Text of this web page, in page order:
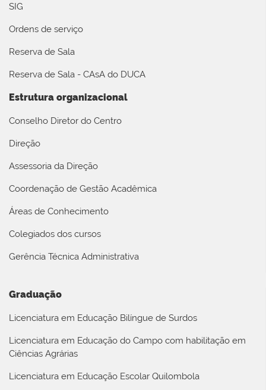
SIG
Ordens de serviço
Reserva de Sala
Reserva de Sala - CAsA do DUCA
Estrutura organizacional
Conselho Diretor do Centro
Direção
Assessoria da Direção
Coordenação de Gestão Acadêmica
Áreas de Conhecimento
Colegiados dos cursos
Gerência Técnica Administrativa
Graduação
Licenciatura em Educação Bilíngue de Surdos
Licenciatura em Educação do Campo com habilitação em
Ciências Agrárias
Licenciatura em Educação Escolar Quilombola